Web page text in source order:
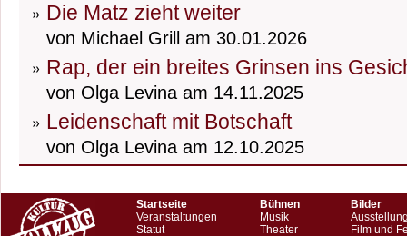
Die Matz zieht weiter
von Michael Grill am 30.01.2026
Rap, der ein breites Grinsen ins
von Olga Levina am 14.11.2025
Leidenschaft mit Botschaft
von Olga Levina am 12.10.2025
Startseite
Veranstaltungen
Statut
Bühnen
Musik
Theater
Bilder
Film und